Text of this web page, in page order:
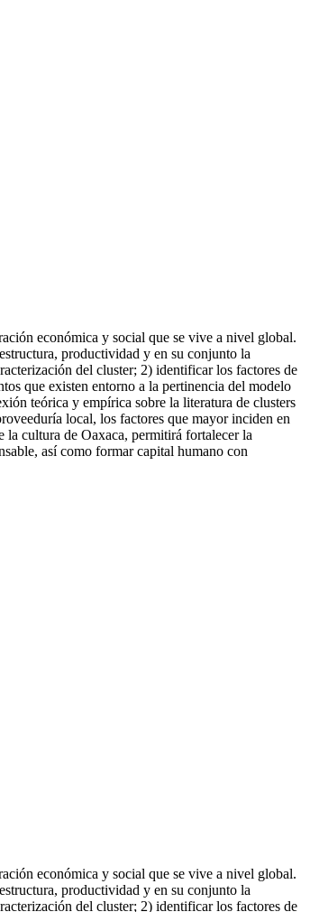
económica y social que se vive a nivel global.
productividad y en su conjunto la
del cluster; 2) identificar los factores de
que existen entorno a la pertinencia del modelo
teórica y empírica sobre la literatura de clusters
local, los factores que mayor inciden en
cultura de Oaxaca, permitirá fortalecer la
así como formar capital humano con
económica y social que se vive a nivel global.
productividad y en su conjunto la
del cluster; 2) identificar los factores de